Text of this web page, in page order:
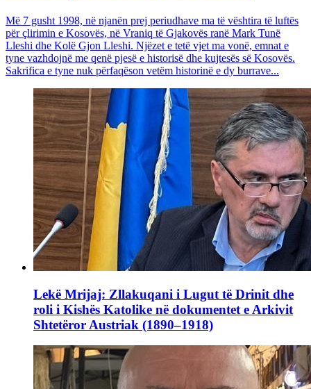
Më 7 gusht 1998, në njanën prej periudhave ma të vështira të luftës
për çlirimin e Kosovës, në Vraniq të Gjakovës ranë Mark Tunë
Lleshi dhe Kolë Gjon Lleshi. Njëzet e tetë vjet ma vonë, emnat e
tyne vazhdojnë me qenë pjesë e historisë dhe kujtesës së Kosovës.
Sakrifica e tyne nuk përfaqëson vetëm historinë e dy burrave...
Lekë Mrijaj: Zllakuqani i Lugut të Drinit dhe
roli i Kishës Katolike në dokumentet e Arkivit
Shtetëror Austriak (1890–1918)